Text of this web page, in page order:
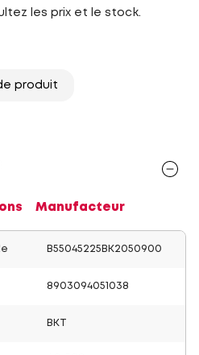
les prix et le stock.
produit
Manufacteur
B55045225BK2050900
8903094051038
BKT